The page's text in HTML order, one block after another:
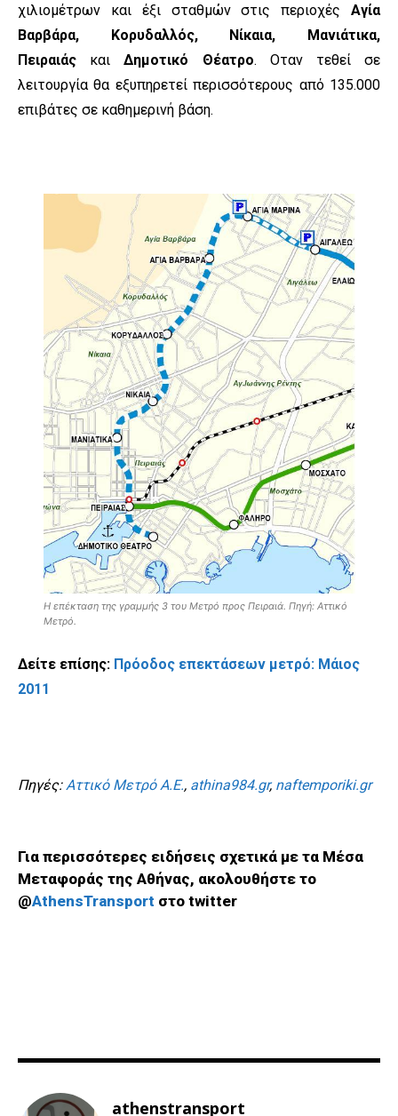
χιλιομέτρων και έξι σταθμών στις περιοχές Αγία
Βαρβάρα, Κορυδαλλός, Νίκαια, Μανιάτικα,
Πειραιάς καιΔημοτικό Θέατρο. Οταν τεθεί σε
λειτουργία θα εξυπηρετεί περισσότερους από 135.000
επιβάτες σε καθημερινή βάση.
Η επέκταση της γραμμής 3 του Μετρό προς Πειραιά. Πηγή: Αττικό
Μετρό.
Δείτε επίσης: Πρόοδος επεκτάσεων μετρό: Μάιος
2011
Πηγές:Αττικό Μετρό Α.Ε., athina984.gr, naftemporiki.gr
Για περισσότερες ειδήσεις σχετικά με τα Μέσα
Μεταφοράς της Αθήνας, ακολουθήστε το
@AthensTransport στο twitter
athenstransport